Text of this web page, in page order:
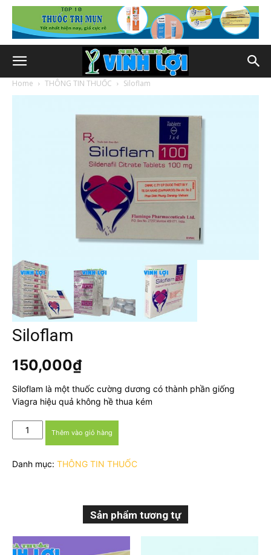
Home THÔNG TIN THUỐC Siloflam
Siloflam
150,000₫
Siloflam là một thuốc cường dương có thành phần giống
Viagra hiệu quả không hề thua kém
Siloflam
số
Thêm vào giỏ hàng
Danh mục: THÔNG TIN THUỐC
Sản phẩm tương tự